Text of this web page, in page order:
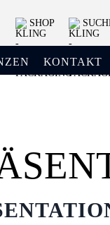
SHOP
KONTAKT